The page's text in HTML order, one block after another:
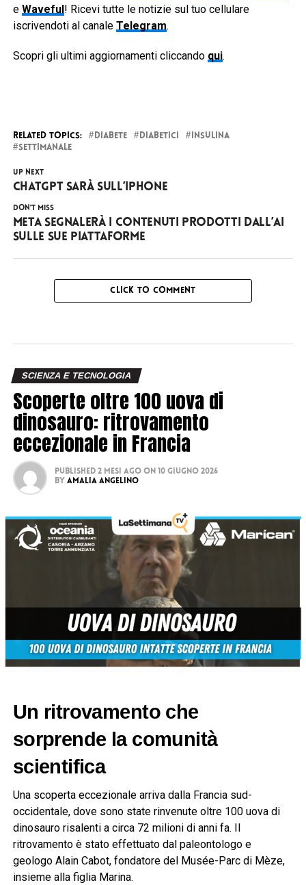
e Waveful! Ricevi tutte le notizie sul tuo cellulare
iscrivendoti al canale Telegram.
Scopri gli ultimi aggiornamenti cliccando qui.
RELATED TOPICS: DIABETE DIABETICI
INSULINA
SETTIMANALE
UP NEXT
ChatGPT sarà sull’iPhone
DON'T MISS
Meta segnalerà i contenuti prodotti dall’AI
sulle sue piattaforme
CLICK TO COMMENT
SCIENZA E TECNOLOGIA
Scoperte oltre 100 uova di
dinosauro: ritrovamento
eccezionale in Francia
Published 2 mesi ago on 10 Giugno 2026
By Amalia Angelino
Un ritrovamento che
sorprende la comunità
scientifica
Una scoperta eccezionale arriva dalla Francia sud-
occidentale, dove sono state rinvenute oltre 100 uova di
dinosauro risalenti a circa 72 milioni di anni fa. Il
ritrovamento è stato effettuato dal paleontologo e
geologo Alain Cabot, fondatore del Musée-Parc di Mèze,
insieme alla figlia Marina.